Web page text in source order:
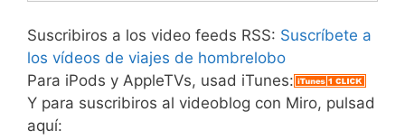
Suscribiros a los video feeds RSS: Suscríbete a
los vídeos de viajes de hombrelobo
Para iPods y AppleTVs, usad iTunes:
Y para suscribiros al videoblog con Miro, pulsad
aquí: